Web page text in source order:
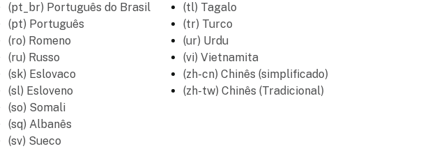
(pt_br) Português do Brasil
(pt) Português
(ro) Romeno
(ru) Russo
(sk) Eslovaco
(sl) Esloveno
(so) Somali
(sq) Albanês
(sv) Sueco
(tl) Tagalo
(tr) Turco
(ur) Urdu
(vi) Vietnamita
(zh-cn) Chinês (simplificado)
(zh-tw) Chinês (Tradicional)